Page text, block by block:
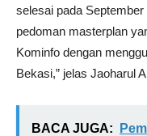
selesai pada
pedoman masterplan
Kominfo dengan
Bekasi,” jelas Jaoharul
BACA JUGA: